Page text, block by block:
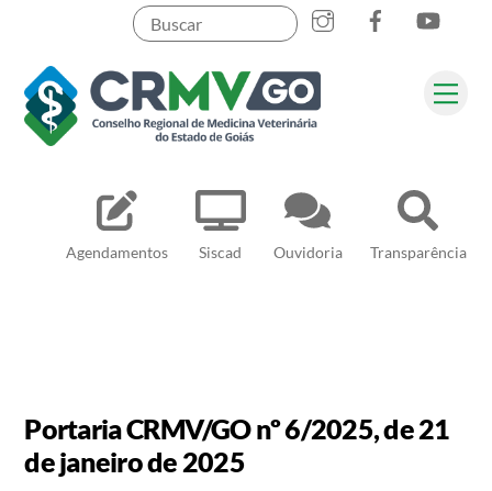
content
Agendamentos Siscad Ouvidoria Transparência
Pesquisar
Portaria CRMV/GO nº 6/2025, de 21
de janeiro de 2025